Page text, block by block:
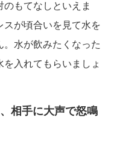
もてなしといえま
が頃合いを見て水を
。水が飲みたくなった
入れてもらいましょ
相手に大声で怒鳴